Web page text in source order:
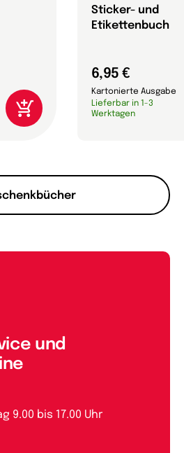
Sticker- und
Etikettenbuch
6,95 €
Kartonierte Ausgabe
Lieferbar in 1-3
Werktagen
und
9.00 bis 17.00 Uhr